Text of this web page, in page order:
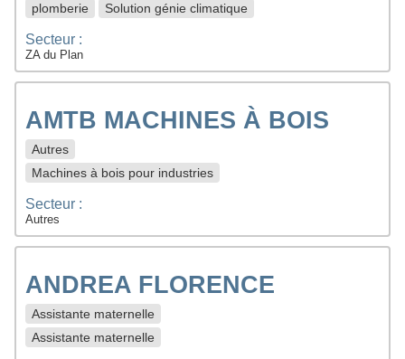
plomberie
Solution génie climatique
Secteur :
ZA du Plan
AMTB MACHINES À BOIS
Autres
Machines à bois pour industries
Secteur :
Autres
ANDREA FLORENCE
Assistante maternelle
Assistante maternelle